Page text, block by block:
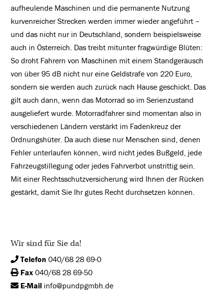
aufheulende Maschinen und die permanente Nutzung
kurvenreicher Strecken werden immer wieder angeführt –
und das nicht nur in Deutschland, sondern beispielsweise
auch in Österreich. Das treibt mitunter fragwürdige Blüten:
So droht Fahrern von Maschinen mit einem Standgeräusch
von über 95 dB nicht nur eine Geldstrafe von 220 Euro,
sondern sie werden auch zurück nach Hause geschickt. Das
gilt auch dann, wenn das Motorrad so im Serienzustand
ausgeliefert wurde. Motorradfahrer sind momentan also in
verschiedenen Ländern verstärkt im Fadenkreuz der
Ordnungshüter. Da auch diese nur Menschen sind, denen
Fehler unterlaufen können, wird nicht jedes Bußgeld, jede
Fahrzeugstillegung oder jedes Fahrverbot unstrittig sein.
Mit einer Rechtsschutzversicherung wird Ihnen der Rücken
gestärkt, damit Sie Ihr gutes Recht durchsetzen können.
Wir sind für Sie da!
Telefon 040/68 28 69-0
Fax 040/68 28 69-50
E-Mail info@pundpgmbh.de